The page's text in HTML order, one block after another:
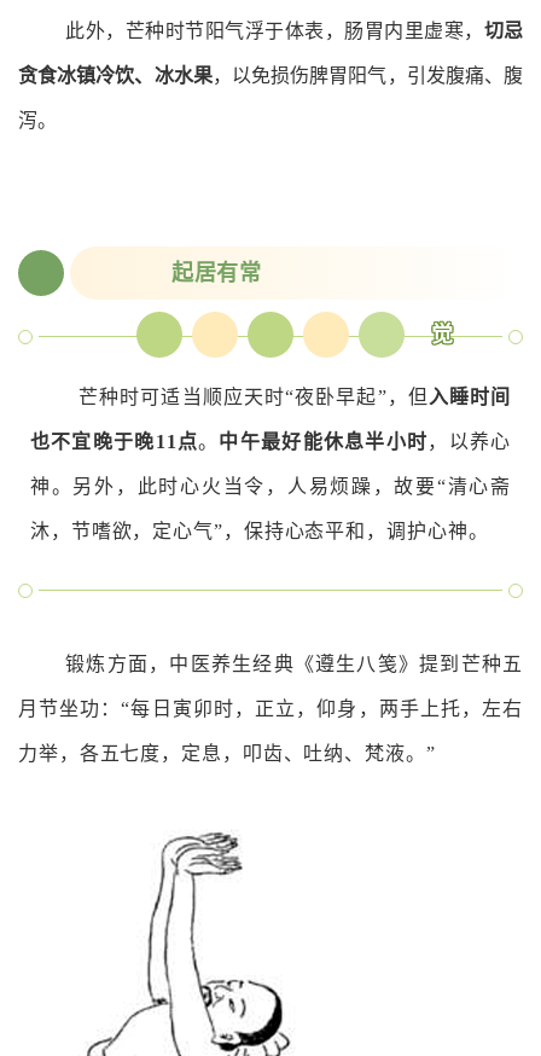
此外，芒种时节阳气浮于体表，肠胃内里虚寒， 切忌
贪食冰镇冷饮、冰水果，以免损伤脾胃阳气，引发腹痛、腹
泻。
起居有常
觉
芒种时可适当顺应天时“夜卧早起”，但 入睡时间
也不宜晚于晚11点。 中午最好能休息半小时，以养心
神。另外，此时心火当令，人易烦躁，故要“清心斋
沐，节嗜欲，定心气”，保持心态平和，调护心神。
锻炼方面，中医养生经典《遵生八笺》提到芒种五
月节坐功：“每日寅卯时，正立，仰身，两手上托，左右
力举，各五七度，定息，叩齿、吐纳、梵液。”